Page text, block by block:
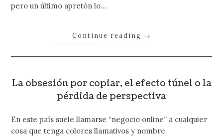
pero un último apretón lo…
Continue reading →
La obsesión por copiar, el efecto túnel o la
pérdida de perspectiva
En este país suele llamarse “negocio online” a cualquier
cosa que tenga colores llamativos y nombre